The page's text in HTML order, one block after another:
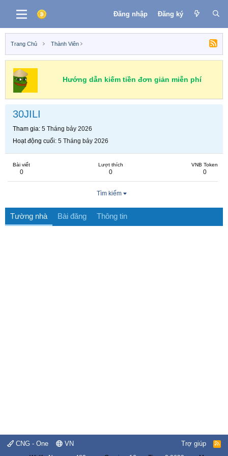
Đăng nhập Đăng ký
Trang Chủ Thành Viên
Hướng dẫn kiếm tiền đơn giản miễn phí
30JILI
Tham gia 5 Tháng bảy 2026
Hoạt động cuối 5 Tháng bảy 2026
Bài viết
0
Lượt thích
0
VNB Token
0
Tìm kiếm
Tường nhà Bài đăng Thông tin
CNG - One VN Trợ giúp
R